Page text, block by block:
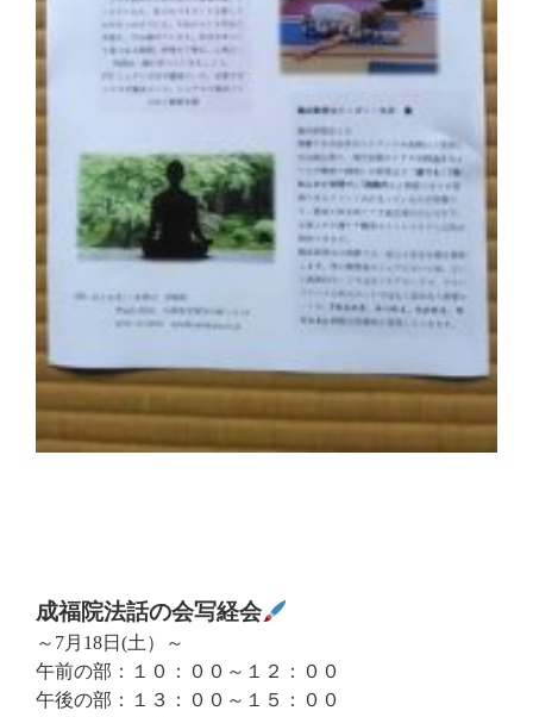
成福院法話の会写経会
～7月18日(土）～
午前の部：１０：００～１２：００
午後の部：１３：００～１５：００